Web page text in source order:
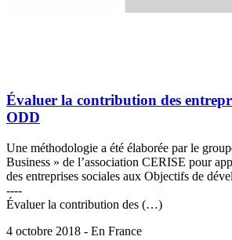
Évaluer la contribution des
ODD
Une méthodologie a été élaborée par le
Business » de l’association CERISE pour
des entreprises sociales aux Objectifs de
----
Évaluer la contribution des (…)
4 octobre 2018 - En France